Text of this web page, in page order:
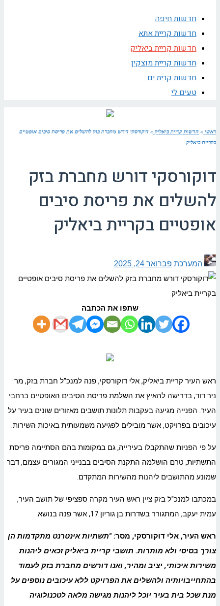
חדשות חיפה
חדשות קריית אתא
חדשות קריית ביאליק
חדשות קריית מוצקין
חדשות קרית ים
טעים לי
ראשי » חדשות קריית ביאליק » דוקורסקי דורש מחברת בזק להשלים את פריסת סיבים אופטיים
בקריית ביאליק
דוקורסקי דורש מחברת בזק
להשלים את פריסת סיבים
אופטיים בקריית ביאליק
המערכת פברואר 24, 2025
שתפו את הכתבה
ראש העיר קריית ביאליק, אלי דוקורסקי, פנה למנכ"ל חברת בזק, מר
ניר דוד, בדרישה להאיץ את השלמת פריסת הסיבים האופטיים ברחבי
העיר. הפנייה מגיעה בעקבות תלונות תושבים מאזורים שונים בעיר על
עיכובים בפרויקט, אשר מובילים לפגיעה משמעותית באיכות השירות.
על פי הפניות שהתקבלו בעירייה, גם במקומות בהם הסתיימה פריסת
התשתיות, טרם הושלמה התקנת הסיבים בבנייני המגורים עצמם, דבר
שמונע מהתושבים ליהנות מהשירות המתקדם.
במכתבו למנכ"ל בזק ציין ראש העיר מקרה ספציפי של תושב העיר,
עמית יעקב, המתגורר בשדרות בן גוריון 17, אשר פנה בנושא.
ראש העיר, אלי דוקורסקי, מסר:
"תשתיות אינטרנט מתקדמות הן
צורך בסיסי ולא מותרות. תושבי קריית ביאליק זכאים ליהנות
משירות איכותי, יציב ומהיר, ואנו דורשים מחברת בזק לעמוד
בהתחייבויותיה ולהשלים את הפרויקט ללא עיכובים נוספים על
מנת שכל בית בעיר יוכל ליהנות מגישה מלאה לטכנולוגיה